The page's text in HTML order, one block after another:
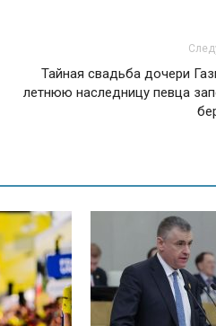
Тайная свадьба дочери
летнюю наследницу певца